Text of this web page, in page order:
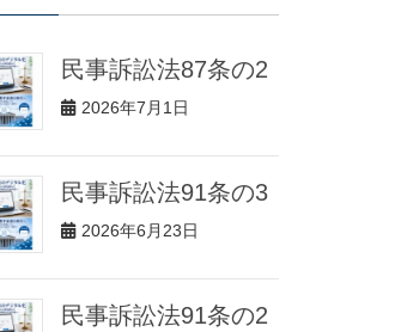
民事訴訟法87条の2
2026年7月1日
民事訴訟法91条の3
2026年6月23日
民事訴訟法91条の2